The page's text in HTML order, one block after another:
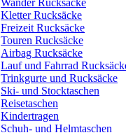
Wander Rucksäcke
Kletter Rucksäcke
Freizeit Rucksäcke
Touren Rucksäcke
Airbag Rucksäcke
Lauf und Fahrrad
Trinkgurte und Rucksäcke
Ski- und Stocktaschen
Reisetaschen
Kindertragen
Schuh- und Helmtaschen